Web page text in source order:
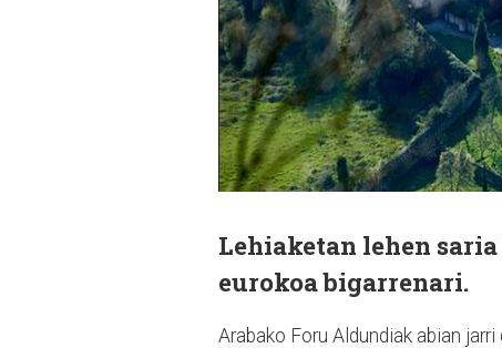
Lehiaketan lehen saria
eurokoa bigarrenari.
Arabako Foru Aldundiak abian